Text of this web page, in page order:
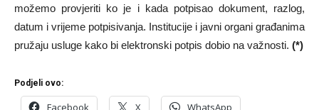
možemo provjeriti ko je i kada potpisao dokument, razlog,
datum i vrijeme potpisivanja. Institucije i javni organi građanima
pružaju usluge kako bi elektronski potpis dobio na važnosti. (*)
Podjeli ovo:
Facebook X WhatsApp